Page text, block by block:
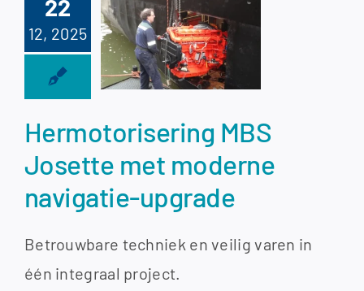
22
12, 2025
Josette
Hermotorisering MBS
Josette met moderne
navigatie-upgrade
Betrouwbare techniek en veilig varen in
één integraal project.